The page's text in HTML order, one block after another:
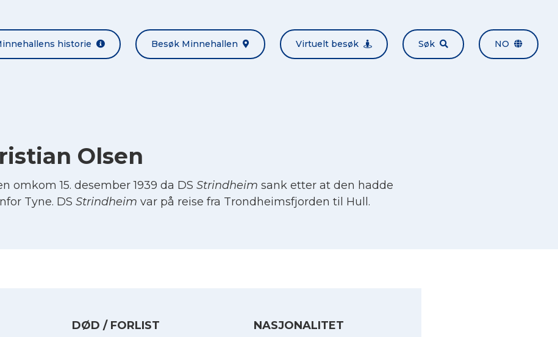
historie Besøk Minnehallen Virtuelt besøk Søk NO
Olsen
omkom 15. desember 1939 da DS Strindheim sank etter at den hadde
Tyne. DS Strindheim var på reise fra Trondheimsfjorden til Hull.
DØD / FORLIST
NASJONALITET